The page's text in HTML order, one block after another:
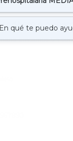
a
enviamos un